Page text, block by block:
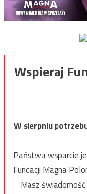
Wspieraj
W sierpniu
Państwa wsparcie
Fundacji Magna
Masz